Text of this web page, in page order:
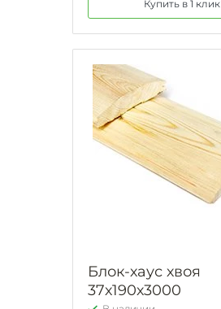
Купить в 1 клик
Блок-хаус хвоя
37х190х3000